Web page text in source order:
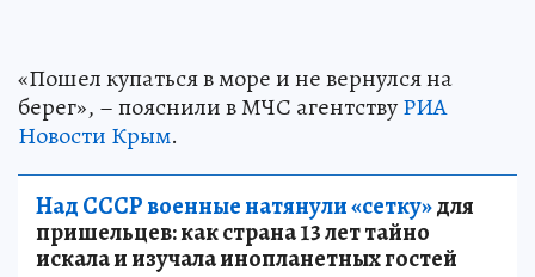
«Пошел купаться в море и не вернулся на
берег», – пояснили в МЧС агентствуРИА
Новости Крым.
Над СССР военные натянули «сетку»для
пришельцев: как страна 13 лет тайно
искала и изучала инопланетных гостей